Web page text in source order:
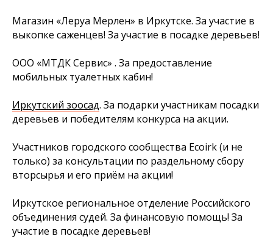
Магазин «Леруа Мерлен» в Иркутске. За участие в
выкопке саженцев! За участие в посадке деревьев!
ООО «МТДК Сервис» . За предоставление
мобильных туалетных кабин!
Иркутский зоосад. За подарки участникам посадки
деревьев и победителям конкурса на акции.
Участников городского сообщества Ecoirk(и не
только) за консультации по раздельному сбору
вторсырья и его приём на акции!
Иркутское региональное отделение Российского
объединения судей. За финансовую помощь! За
участие в посадке деревьев!